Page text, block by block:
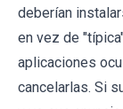
deberían
en vez de
aplicaciones
cancelarlas. Si